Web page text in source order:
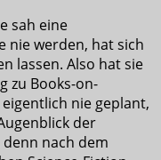
sah eine
nie werden, hat sich
lassen. Also hat sie
zu Books-on-
nie geplant,
der
denn nach dem